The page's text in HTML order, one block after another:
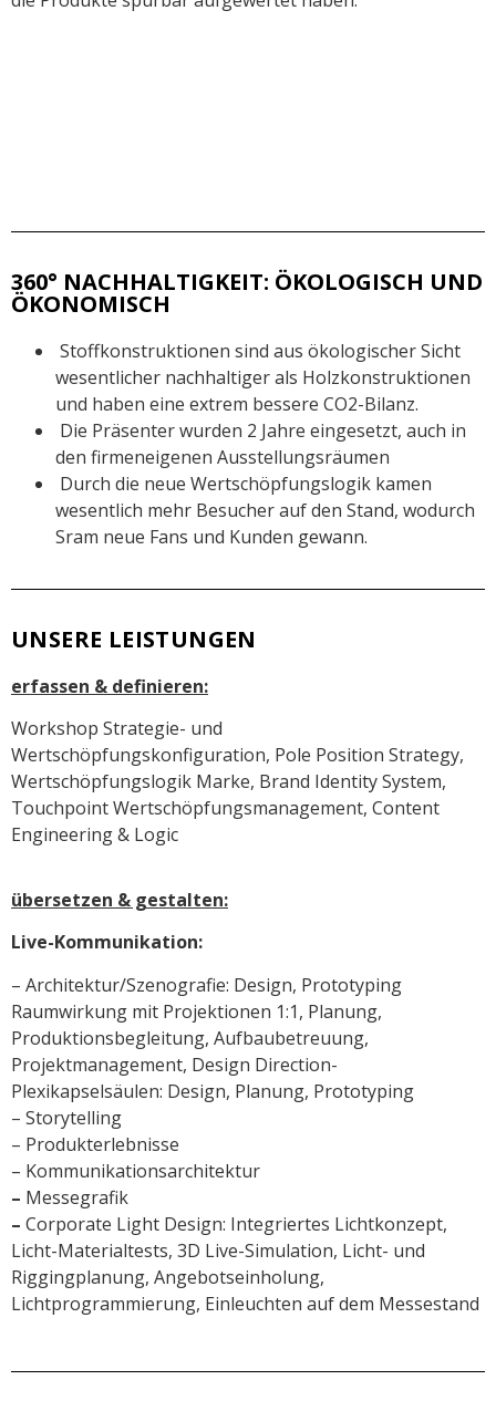
360° NACHHALTIGKEIT: ÖKOLOGISCH UND
ÖKONOMISCH
Stoffkonstruktionen sind aus ökologischer Sicht
wesentlicher nachhaltiger als Holzkonstruktionen
und haben eine extrem bessere CO2-Bilanz.
Die Präsenter wurden 2 Jahre eingesetzt, auch in
den firmeneigenen Ausstellungsräumen
Durch die neue Wertschöpfungslogik kamen
wesentlich mehr Besucher auf den Stand, wodurch
Sram neue Fans und Kunden gewann.
UNSERE LEISTUNGEN
erfassen & definieren:
Workshop Strategie- und
Wertschöpfungskonfiguration, Pole Position Strategy,
Wertschöpfungslogik Marke, Brand Identity System,
Touchpoint Wertschöpfungsmanagement, Content
Engineering & Logic
übersetzen & gestalten:
Live-Kommunikation:
– Architektur/Szenografie: Design, Prototyping
Raumwirkung mit Projektionen 1:1, Planung,
Produktionsbegleitung, Aufbaubetreuung,
Projektmanagement, Design Direction-
Plexikapselsäulen: Design, Planung, Prototyping
– Storytelling
– Produkterlebnisse
– Kommunikationsarchitektur
– Messegrafik
– Corporate Light Design: Integriertes Lichtkonzept,
Licht-Materialtests, 3D Live-Simulation, Licht- und
Riggingplanung, Angebotseinholung,
Lichtprogrammierung, Einleuchten auf dem Messestand